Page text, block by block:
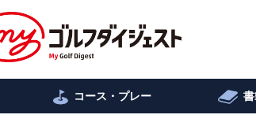
コース・プレー